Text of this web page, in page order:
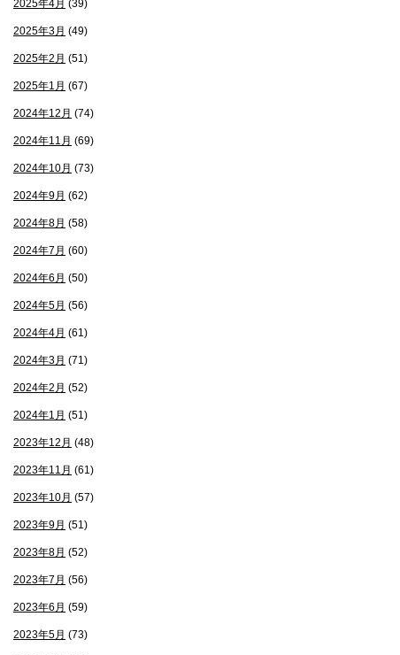
2025年4月 (39)
2025年3月 (49)
2025年2月 (51)
2025年1月 (67)
2024年12月 (74)
2024年11月 (69)
2024年10月 (73)
2024年9月 (62)
2024年8月 (58)
2024年7月 (60)
2024年6月 (50)
2024年5月 (56)
2024年4月 (61)
2024年3月 (71)
2024年2月 (52)
2024年1月 (51)
2023年12月 (48)
2023年11月 (61)
2023年10月 (57)
2023年9月 (51)
2023年8月 (52)
2023年7月 (56)
2023年6月 (59)
2023年5月 (73)